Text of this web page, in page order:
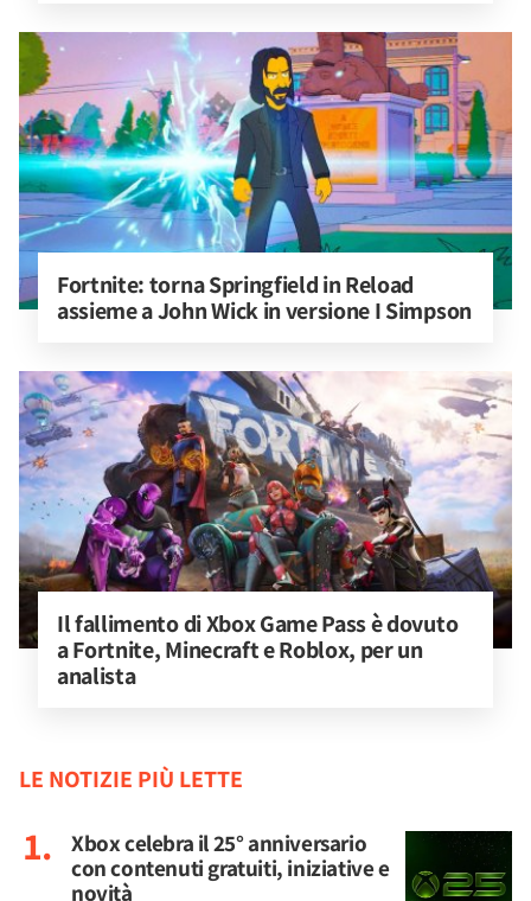
Fortnite: torna Springfield in Reload
assieme a John Wick in versione I Simpson
Il fallimento di Xbox Game Pass è dovuto
a Fortnite, Minecraft e Roblox, per un
analista
LE NOTIZIE PIÙ LETTE
Xbox celebra il 25° anniversario
con contenuti gratuiti, iniziative e
novità